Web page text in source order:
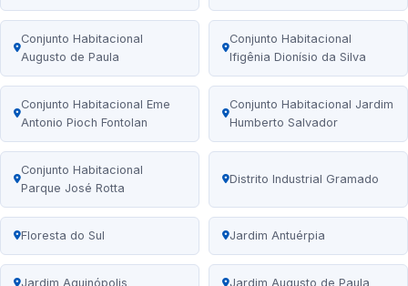
Conjunto Habitacional
Augusto de Paula
Conjunto Habitacional
Ifigênia Dionísio da Silva
Conjunto Habitacional Eme
Antonio Pioch Fontolan
Conjunto Habitacional Jardim
Humberto Salvador
Conjunto Habitacional
Parque José Rotta
Distrito Industrial Gramado
Floresta do Sul Jardim Antuérpia
Jardim Aquinópolis Jardim Augusto de Paula